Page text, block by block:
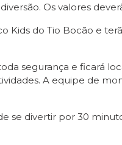
Os valores
do Tio Bocão e
segurança e ficará
A equipe de
se divertir por 30